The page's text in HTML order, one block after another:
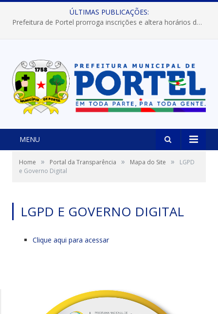
ÚLTIMAS PUBLICAÇÕES:
Prefeitura de Portel prorroga inscrições e altera horários dos concursos “Musa” e “Miss Mix Verão 2026”
MENU
Home » Portal da Transparência » Mapa do Site »
LGPD
e Governo Digital
LGPD E GOVERNO DIGITAL
Clique aqui para acessar